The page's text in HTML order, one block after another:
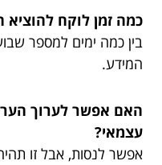
כמה זמן לוקח להוציא
בין כמה ימים למספר
המידע.
האם אפשר לערוך
עצמאי?
אפשר לנסות, אבל זו